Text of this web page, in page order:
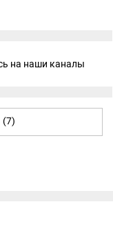
на наши каналы
(7)